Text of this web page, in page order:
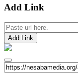
Add Link
Add Link